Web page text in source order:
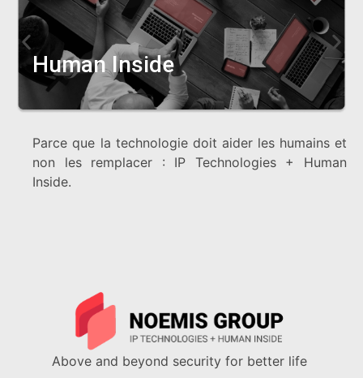
Human Inside
Parce que la technologie doit aider les humains et
non les remplacer : IP Technologies + Human
Inside.
Above and beyond security for better life